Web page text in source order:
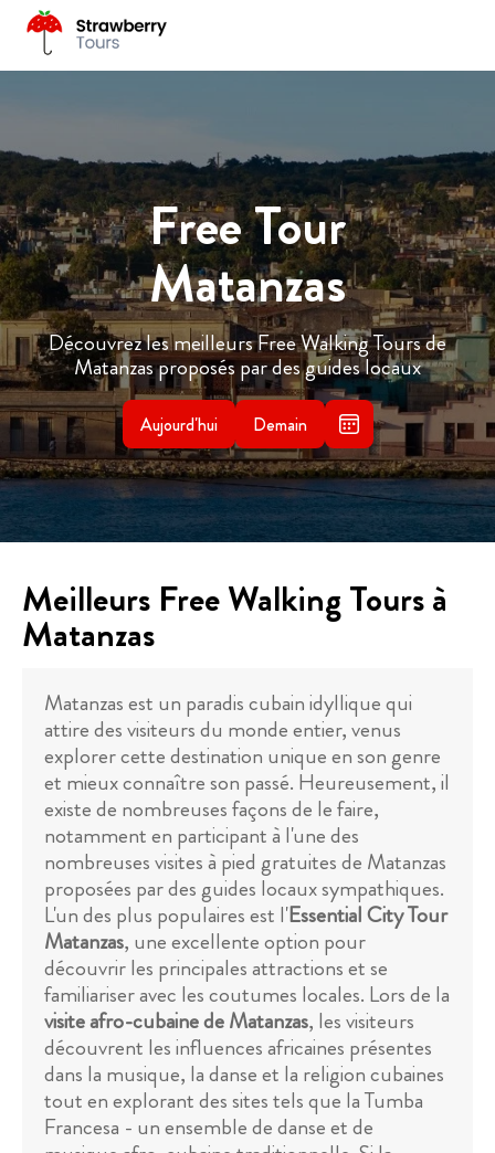
Free Tour
Matanzas
Découvrez les meilleurs Free Walking Tours de
Matanzas proposés par des guides locaux
Aujourd'hui Demain
Meilleurs Free Walking Tours à
Matanzas
Matanzas est un paradis cubain idyllique qui
attire des visiteurs du monde entier, venus
explorer cette destination unique en son genre
et mieux connaître son passé. Heureusement, il
existe de nombreuses façons de le faire,
notamment en participant à l'une des
nombreuses visites à pied gratuites de Matanzas
proposées par des guides locaux sympathiques.
L'un des plus populaires est l'Essential City Tour
Matanzas, une excellente option pour
découvrir les principales attractions et se
familiariser avec les coutumes locales. Lors de la
visite afro-cubaine de Matanzas, les visiteurs
découvrent les influences africaines présentes
dans la musique, la danse et la religion cubaines
tout en explorant des sites tels que la Tumba
Francesa - un ensemble de danse et de